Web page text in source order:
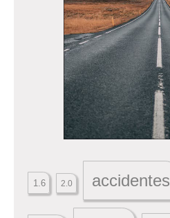
1.6 2.0 accidentes